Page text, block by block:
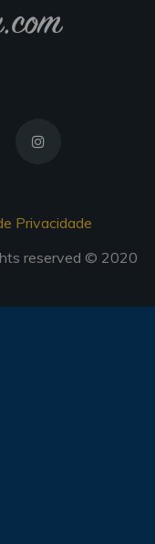
Privacidade
reserved © 2020